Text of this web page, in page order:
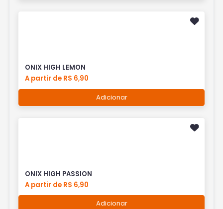
ONIX HIGH LEMON
A partir de R$ 6,90
Adicionar
ONIX HIGH PASSION
A partir de R$ 6,90
Adicionar